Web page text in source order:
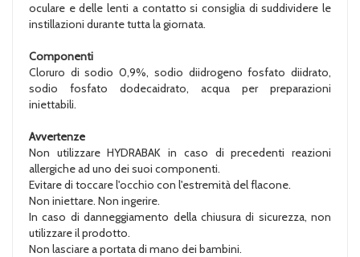
oculare e delle lenti a contatto si consiglia di suddividere le
instillazioni durante tutta la giornata.
Componenti
Cloruro di sodio 0,9%, sodio diidrogeno fosfato diidrato,
sodio fosfato dodecaidrato, acqua per preparazioni
iniettabili.
Avvertenze
Non utilizzare HYDRABAK in caso di precedenti reazioni
allergiche ad uno dei suoi componenti.
Evitare di toccare l'occhio con l'estremità del flacone.
Non iniettare. Non ingerire.
In caso di danneggiamento della chiusura di sicurezza, non
utilizzare il prodotto.
Non lasciare a portata di mano dei bambini.